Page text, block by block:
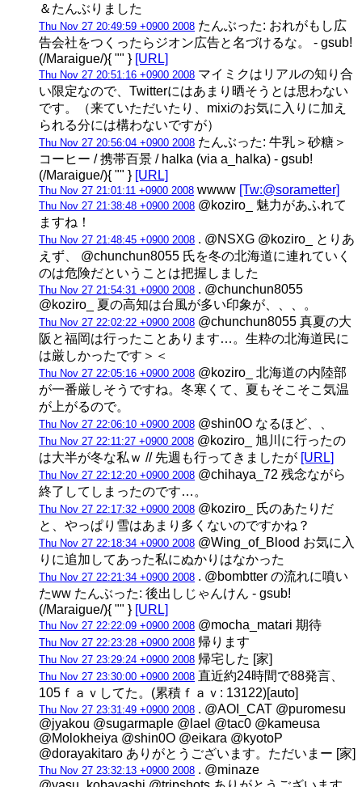
＆たんぶりました
Thu Nov 27 20:49:59 +0900 2008 たんぶった: おれがもし広
告会社をつくったらジオン広告と名づけるな。 - gsub!
(/Maraigue/){ "" } [URL]
Thu Nov 27 20:51:16 +0900 2008 マイミクはリアルの知り合
い限定なので、Twitterにはあまり晒そうとは思わない
です。（来ていただいたり、mixiのお気に入りに加え
られる分には構わないですが）
Thu Nov 27 20:56:04 +0900 2008 たんぶった: 牛乳＞砂糖＞
コーヒー / 携帯百景 / halka (via a_halka) - gsub!
(/Maraigue/){ "" } [URL]
Thu Nov 27 21:01:11 +0900 2008 wwww [Tw:@sorametter]
Thu Nov 27 21:38:48 +0900 2008 @koziro_ 魅力があふれて
ますね！
Thu Nov 27 21:48:45 +0900 2008 . @NSXG @koziro_ とりあ
えず、 @chunchun8055 氏を冬の北海道に連れていく
のは危険だということは把握しました
Thu Nov 27 21:54:31 +0900 2008 . @chunchun8055
@koziro_ 夏の高知は台風が多い印象が、、、。
Thu Nov 27 22:02:22 +0900 2008 @chunchun8055 真夏の大
阪と福岡は行ったことあります…。生粋の北海道民に
は厳しかったです＞＜
Thu Nov 27 22:05:16 +0900 2008 @koziro_ 北海道の内陸部
が一番厳しそうですね。冬寒くて、夏もそこそこ気温
が上がるので。
Thu Nov 27 22:06:10 +0900 2008 @shin0O なるほど、、
Thu Nov 27 22:11:27 +0900 2008 @koziro_ 旭川に行ったの
は大半が冬な私ｗ // 先週も行ってきましたが [URL]
Thu Nov 27 22:12:20 +0900 2008 @chihaya_72 残念ながら
終了してしまったのです…。
Thu Nov 27 22:17:32 +0900 2008 @koziro_ 氏のあたりだ
と、やっぱり雪はあまり多くないのですかね？
Thu Nov 27 22:18:34 +0900 2008 @Wing_of_Blood お気に入
りに追加してあった私にぬかりはなかった
Thu Nov 27 22:21:34 +0900 2008 . @bombtter の流れに噴い
たww たんぶった: 後出しじゃんけん - gsub!
(/Maraigue/){ "" } [URL]
Thu Nov 27 22:22:09 +0900 2008 @mocha_matari 期待
Thu Nov 27 22:23:28 +0900 2008 帰ります
Thu Nov 27 23:29:24 +0900 2008 帰宅した [家]
Thu Nov 27 23:30:00 +0900 2008 直近約24時間で88発言、
105ｆａｖしてた。(累積ｆａｖ: 13122)[auto]
Thu Nov 27 23:31:49 +0900 2008 . @AOI_CAT @puromesu
@jyakou @sugarmaple @lael @tac0 @kameusa
@Molokheiya @shin0O @eikara @kyotoP
@dorayakitaro ありがとうございます。ただいまー [家]
Thu Nov 27 23:32:13 +0900 2008 . @minaze